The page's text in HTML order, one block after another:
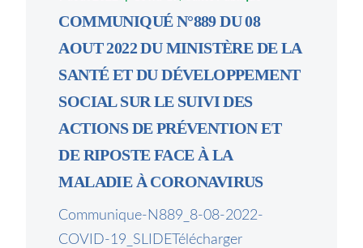
COMMUNIQUÉ N°889 DU 08
AOUT 2022 DU MINISTÈRE DE LA
SANTÉ ET DU DÉVELOPPEMENT
SOCIAL SUR LE SUIVI DES
ACTIONS DE PRÉVENTION ET
DE RIPOSTE FACE À LA
MALADIE À CORONAVIRUS
Communique-N889_8-08-2022-
COVID-19_SLIDETélécharger